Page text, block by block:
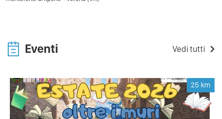
Eventi Vedi tutti
25 km